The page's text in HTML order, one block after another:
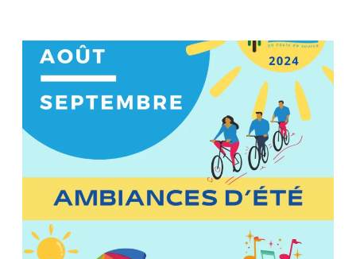
TOUSSAINT
QUARTET »